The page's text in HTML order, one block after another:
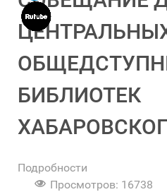
БИБЛИОТЕК
Подробности
Просмотров: 16738